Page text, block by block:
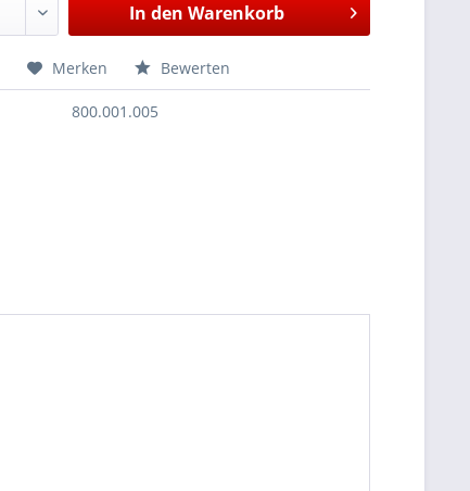
In den Warenkorb
Merken Bewerten
800.001.005